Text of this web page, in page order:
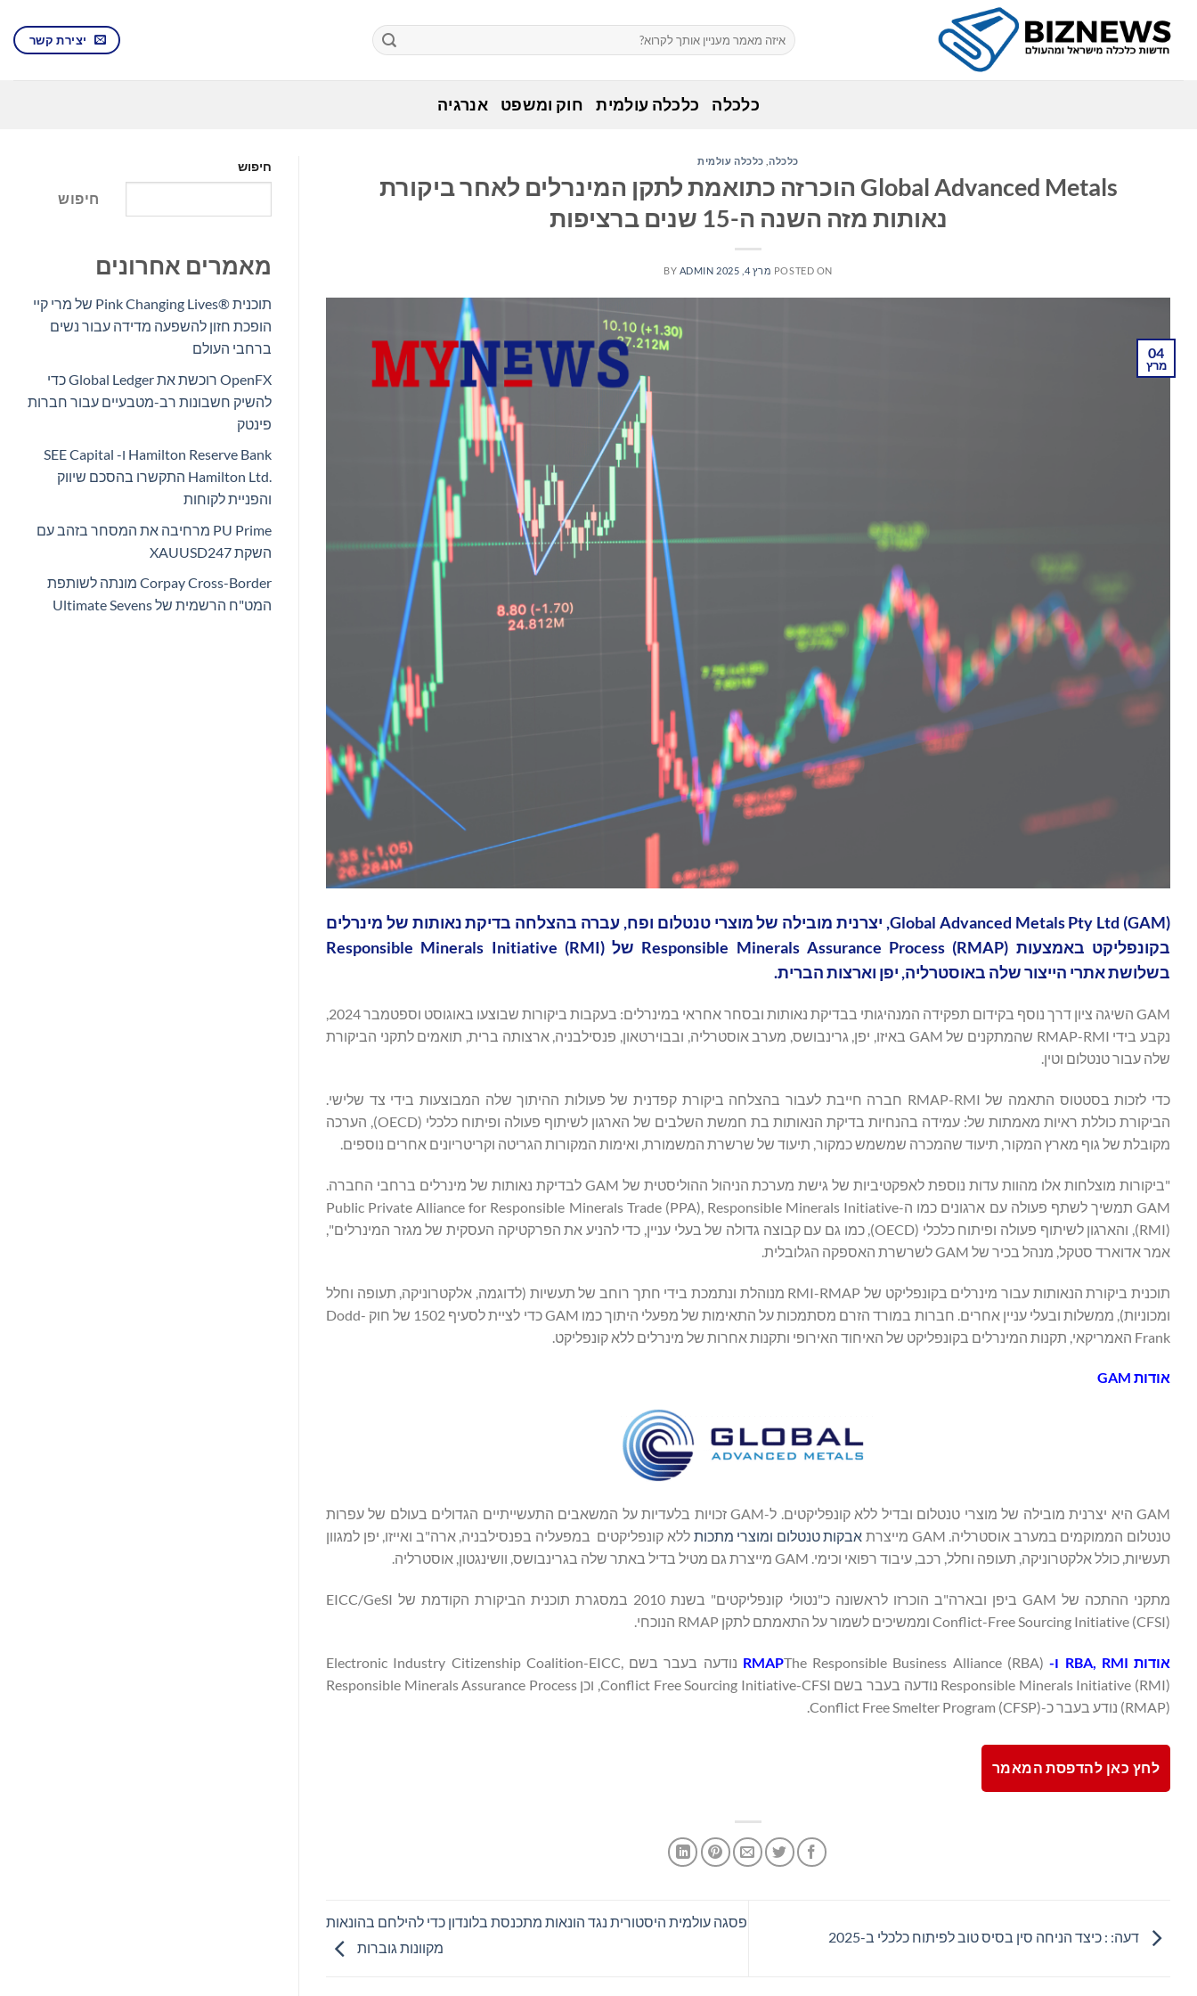
content
יצירת קשר
כלכלה כלכלה עולמית חוק ומשפט אנרגיה
כלכלה, כלכלה עולמית
Global Advanced Metals הוכרזה כתואמת לתקן המינרלים לאחר ביקורת
נאותות מזה השנה ה-15 שנים ברציפות
POSTED ON מרץ 4, 2025 BY ADMIN
04
מרץ
Global Advanced Metals Pty Ltd (GAM), יצרנית מובילה של מוצרי טנטלום ופח, עברה בהצלחה בדיקת נאותות של מינרלים
בקונפליקט באמצעות Responsible Minerals Assurance Process (RMAP) של Responsible Minerals Initiative (RMI)
בשלושת אתרי הייצור שלה באוסטרליה, יפן וארצות הברית.
GAM השיגה ציון דרך נוסף בקידום תפקידה המנהיגותי בבדיקת נאותות ובסחר אחראי במינרלים: בעקבות ביקורות שבוצעו באוגוסט וספטמבר 2024,
נקבע בידי RMAP-RMI שהמתקנים של GAM באיזו, יפן, גרינבושס, מערב אוסטרליה, ובבוירטאון, פנסילבניה, ארצותה ברית, תואמים לתקני הביקורת
שלה עבור טנטלום וטין.
כדי לזכות בסטטוס התאמה של RMAP-RMI חברה חייבת לעבור בהצלחה ביקורת קפדנית של פעולות ההיתוך שלה המבוצעות בידי צד שלישי.
הביקורת כוללת ראיות מאמתות של: עמידה בהנחיות בדיקת הנאותות בת חמשת השלבים של הארגון לשיתוף פעולה ופיתוח כלכלי (OECD), הערכה
מקובלת של גוף מארץ המקור, תיעוד שהמכרה שמשמש כמקור, תיעוד של שרשרת המשמורת, ואימות המקורות הגריטה וקריטריונים אחרים נוספים.
"ביקורות מוצלחות אלו מהוות עדות נוספת לאפקטיביות של גישת מערכת הניהול ההוליסטית של GAM לבדיקת נאותות של מינרלים ברחבי החברה.
GAM תמשיך לשתף פעולה עם ארגונים כמו ה-Public Private Alliance for Responsible Minerals Trade (PPA), Responsible Minerals Initiative
(RMI), והארגון לשיתוף פעולה ופיתוח כלכלי (OECD), כמו גם עם קבוצה גדולה של בעלי עניין, כדי להניע את הפרקטיקה העסקית של מגזר המינרלים",
אמר אדוארד סטקל, מנהל בכיר של GAM לשרשרת האספקה ​​הגלובלית.
תוכנית ביקורת הנאותות עבור מינרלים בקונפליקט של RMI-RMAP מנוהלת ונתמכת בידי חתך רוחב של תעשיות (לדוגמה, אלקטרוניקה, תעופה וחלל
ומכוניות), ממשלות ובעלי עניין אחרים. חברות במורד הזרם מסתמכות על התאימות של מפעלי היתוך כמו GAM כדי לציית לסעיף 1502 של חוק Dodd-
Frank האמריקאי, תקנות המינרלים בקונפליקט של האיחוד האירופי ותקנות אחרות של מינרלים ללא קונפליקט.
אודות GAM
GAM היא יצרנית מובילה של מוצרי טנטלום ובדיל ללא קונפליקטים. ל-GAM זכויות בלעדיות על המשאבים התעשייתיים הגדולים בעולם של עפרות
טנטלום הממוקמים במערב אוסטרליה. GAM מייצרת
אבקות טנטלום ומוצרי מתכות ללא קונפליקטים במפעליה בפנסילבניה, ארה"ב ואייזו, יפן למגוון
תעשיות, כולל אלקטרוניקה, תעופה וחלל, רכב, עיבוד רפואי וכימי. GAM מייצרת גם מטיל בדיל באתר שלה בגרינבושס, וושינגטון, אוסטרליה.
מתקני ההתכה של GAM ביפן ובארה"ב הוכרזו לראשונה כ"נטולי קונפליקטים" בשנת 2010 במסגרת תוכנית הביקורת הקודמת של EICC/GeSI
Conflict-Free Sourcing Initiative (CFSI) וממשיכים לשמור על התאמתם לתקן RMAP הנוכחי.
אודות RBA, RMI ו- RMAP
The Responsible Business Alliance (RBA) נודעה בעבר בשם Electronic Industry Citizenship Coalition-EICC,
Responsible Minerals Initiative (RMI) נודעה בעבר בשם Conflict Free Sourcing Initiative-CFSI, וכן Responsible Minerals Assurance Process
(RMAP) נודע בעבר כ-Conflict Free Smelter Program (CFSP).
לחץ כאן להדפסת המאמר
דעה: : כיצד הניחה סין בסיס טוב לפיתוח כלכלי ב-2025
פסגה עולמית היסטורית נגד הונאות מתכנסת בלונדון כדי להילחם בהונאות
מקוונות גוברות
חיפוש
חיפוש
מאמרים אחרונים
תוכנית Pink Changing Lives®‎ של מרי קיי
הופכת חזון להשפעה מדידה עבור נשים
ברחבי העולם
OpenFX רוכשת את Global Ledger כדי
להשיק חשבונות רב-מטבעיים עבור חברות
פינטק
Hamilton Reserve Bank ו- SEE Capital
Hamilton Ltd.‎ התקשרו בהסכם שיווק
והפניית לקוחות
PU Prime מרחיבה את המסחר בזהב עם
השקת XAUUSD247
Corpay Cross-Border מונתה לשותפת
המט"ח הרשמית של Ultimate Sevens